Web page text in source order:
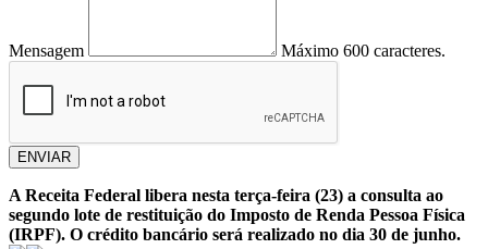
Mensagem Máximo 600 caracteres.
ENVIAR
A Receita Federal libera nesta terça-feira (23) a consulta ao
segundo lote de restituição do Imposto de Renda Pessoa Física
(IRPF). O crédito bancário será realizado no dia 30 de junho.